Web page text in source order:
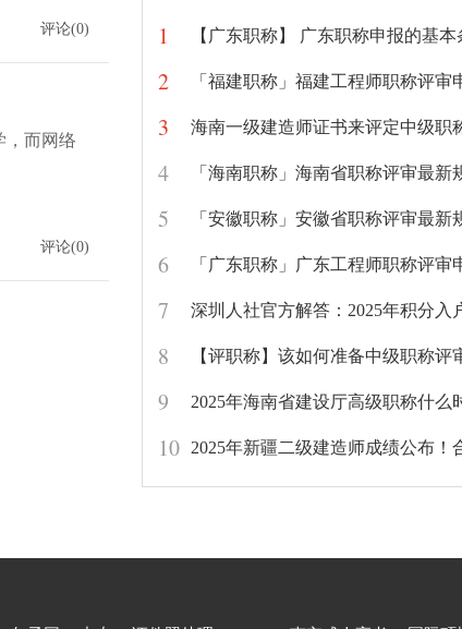
评论(0)
，而网络
评论(0)
1
2
3
4
「海南职称」海南省职称评审最新
5 「安徽职称」安徽省职称评审最新
6
7
8
【评职称】该如何准备中级职称评
9
10